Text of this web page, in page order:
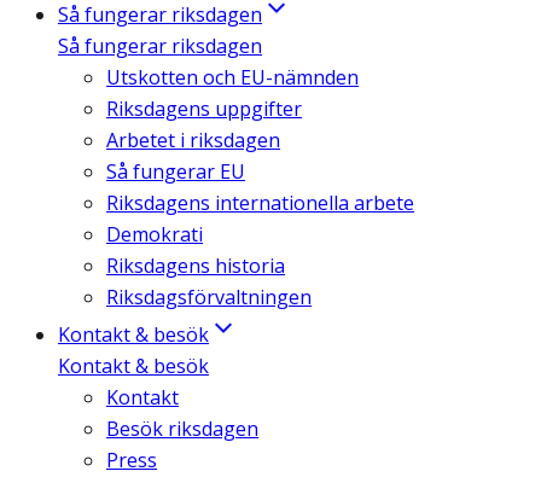
Så fungerar riksdagen
Så fungerar riksdagen
Utskotten och EU-nämnden
Riksdagens uppgifter
Arbetet i riksdagen
Så fungerar EU
Riksdagens internationella arbete
Demokrati
Riksdagens historia
Riksdagsförvaltningen
Kontakt & besök
Kontakt & besök
Kontakt
Besök riksdagen
Press